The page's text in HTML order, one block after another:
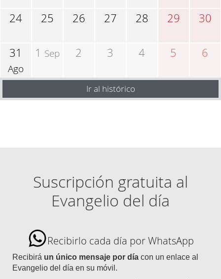
24 25 26 27 28 29 30
31
Ago
1 Sep 2 3 4 5 6
Ir al histórico
Suscripción gratuita al
Evangelio del día
Recibirlo cada día por WhatsApp
Recibirá un único mensaje por día con un enlace al
Evangelio del día en su móvil.